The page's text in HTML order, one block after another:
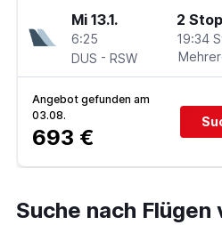
Mi 13.1.
6:25
DUS - RSW
2
19:34
Angebot gefunden am
03.08.
693 €
Suche nach